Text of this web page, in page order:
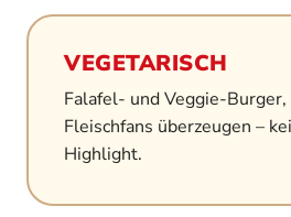
VEGETARISCH
Falafel- und Veggie-Burger,
Fleischfans überzeugen –
Highlight.